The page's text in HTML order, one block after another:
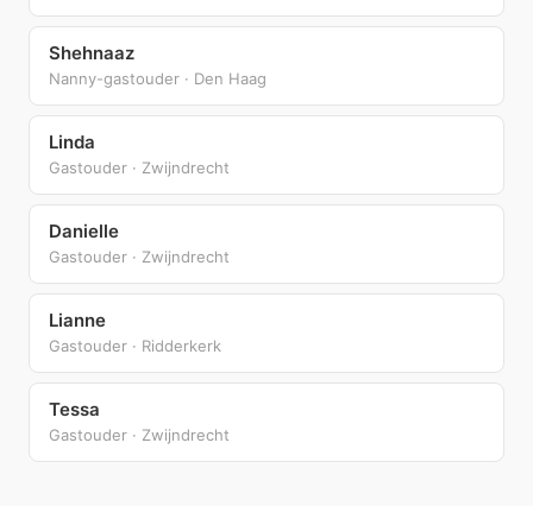
Shehnaaz
Nanny-gastouder · Den Haag
Linda
Gastouder · Zwijndrecht
Danielle
Gastouder · Zwijndrecht
Lianne
Gastouder · Ridderkerk
Tessa
Gastouder · Zwijndrecht